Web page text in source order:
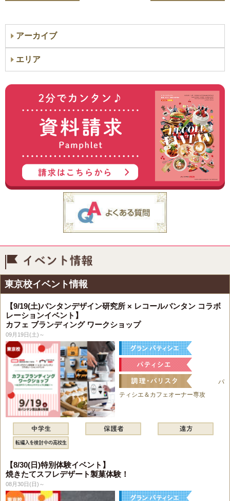
アーカイブ
エリア
東京校イベント情報
【9/19(土)バンタンデザイン研究所 × レコールバンタン コラボ
レーションイベント】
カフェ ブランディング ワークショップ
09月19日(土)～
パ
ティシエ＆カフェオーナー専攻
【8/30(日)特別体験イベント】
焼きたてスフレデザート製菓体験！
08月30日(日)～